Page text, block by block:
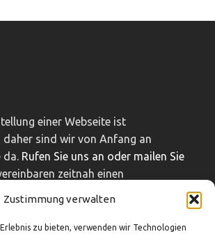
Zustimmung verwalten
zu bieten, verwenden wir Technologien
einer Webseite ist
daher sind wir von Anfang an
da. Rufen Sie uns an oder mailen Sie
zeitnah einen
|Datenschutz